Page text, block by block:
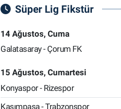
Süper Lig Fikstür
14 Ağustos, Cuma
Galatasaray - Çorum FK
15 Ağustos, Cumartesi
Konyaspor - Rizespor
Kasımpaşa - Trabzonspor